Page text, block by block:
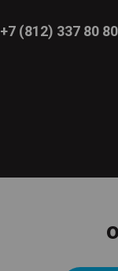
+7 (812) 337 80 80